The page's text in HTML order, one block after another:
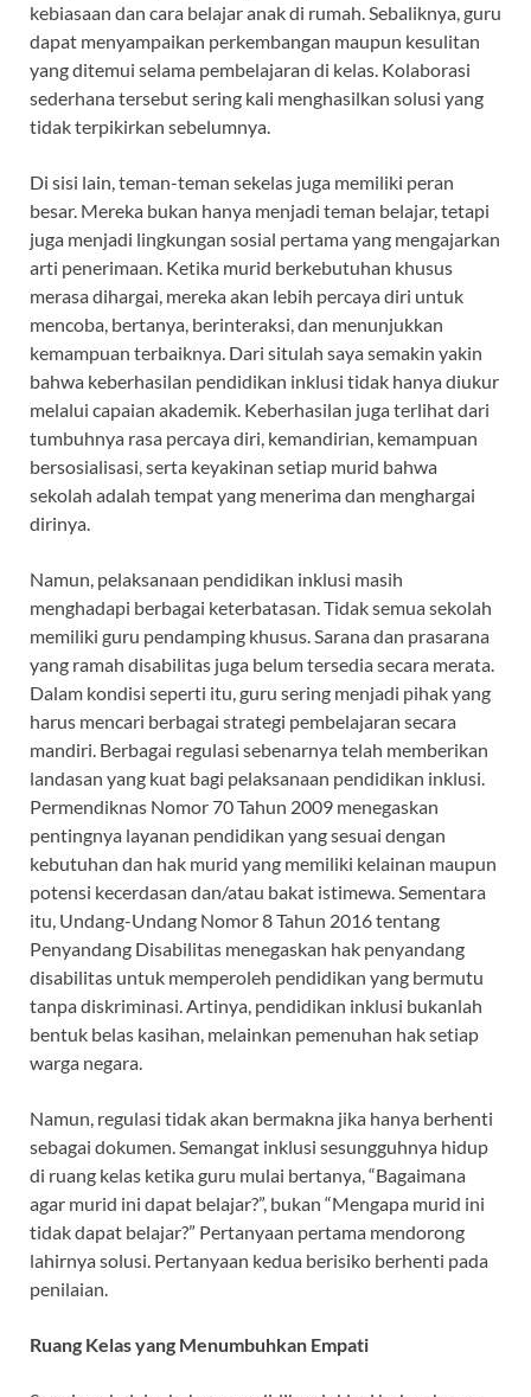
kebiasaan dan cara belajar anak di rumah. Sebaliknya, guru
dapat menyampaikan perkembangan maupun kesulitan
yang ditemui selama pembelajaran di kelas. Kolaborasi
sederhana tersebut sering kali menghasilkan solusi yang
tidak terpikirkan sebelumnya.
Di sisi lain, teman-teman sekelas juga memiliki peran
besar. Mereka bukan hanya menjadi teman belajar, tetapi
juga menjadi lingkungan sosial pertama yang mengajarkan
arti penerimaan. Ketika murid berkebutuhan khusus
merasa dihargai, mereka akan lebih percaya diri untuk
mencoba, bertanya, berinteraksi, dan menunjukkan
kemampuan terbaiknya. Dari situlah saya semakin yakin
bahwa keberhasilan pendidikan inklusi tidak hanya diukur
melalui capaian akademik. Keberhasilan juga terlihat dari
tumbuhnya rasa percaya diri, kemandirian, kemampuan
bersosialisasi, serta keyakinan setiap murid bahwa
sekolah adalah tempat yang menerima dan menghargai
dirinya.
Namun, pelaksanaan pendidikan inklusi masih
menghadapi berbagai keterbatasan. Tidak semua sekolah
memiliki guru pendamping khusus. Sarana dan prasarana
yang ramah disabilitas juga belum tersedia secara merata.
Dalam kondisi seperti itu, guru sering menjadi pihak yang
harus mencari berbagai strategi pembelajaran secara
mandiri. Berbagai regulasi sebenarnya telah memberikan
landasan yang kuat bagi pelaksanaan pendidikan inklusi.
Permendiknas Nomor 70 Tahun 2009 menegaskan
pentingnya layanan pendidikan yang sesuai dengan
kebutuhan dan hak murid yang memiliki kelainan maupun
potensi kecerdasan dan/atau bakat istimewa. Sementara
itu, Undang-Undang Nomor 8 Tahun 2016 tentang
Penyandang Disabilitas menegaskan hak penyandang
disabilitas untuk memperoleh pendidikan yang bermutu
tanpa diskriminasi. Artinya, pendidikan inklusi bukanlah
bentuk belas kasihan, melainkan pemenuhan hak setiap
warga negara.
Namun, regulasi tidak akan bermakna jika hanya berhenti
sebagai dokumen. Semangat inklusi sesungguhnya hidup
di ruang kelas ketika guru mulai bertanya, “Bagaimana
agar murid ini dapat belajar?”, bukan “Mengapa murid ini
tidak dapat belajar?” Pertanyaan pertama mendorong
lahirnya solusi. Pertanyaan kedua berisiko berhenti pada
penilaian.
Ruang Kelas yang Menumbuhkan Empati